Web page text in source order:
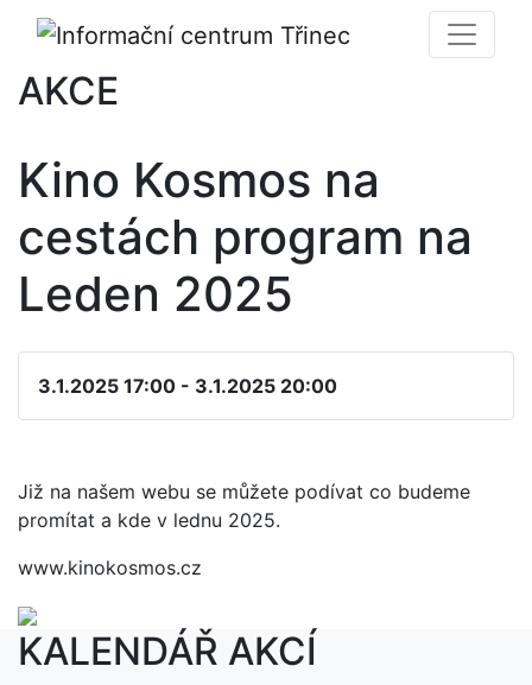
AKCE
Kino Kosmos na
cestách program na
Leden 2025
3.1.2025 17:00 - 3.1.2025 20:00
Již na našem webu se můžete podívat co budeme
promítat a kde v lednu 2025.
www.kinokosmos.cz
KALENDÁŘ AKCÍ